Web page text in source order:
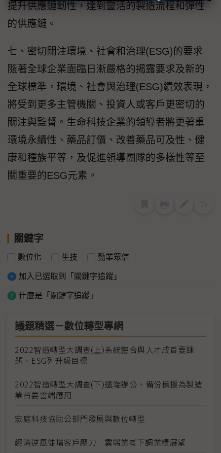
提升供應鏈韌性，達到靈活的製造流程和彈性
的供應鏈。
七、密切關注環境、社會和治理(ESG)的要求
隨著全球企業面臨日漸嚴格的揭露要求及新的
全球標準，環境、社會與治理(ESG)績效表現，
將受到更多主管機關、投資人或客戶更密切的
關注與監督。生命科技企業的領導者將更著重
環境永續性、藥品訂價、改善藥品可及性、健
康和種族平等，及促進領導團隊的多樣性等至
關重要的ESG元素。
關鍵字
數位化 生技 勤業眾信
加入已選取到「關鍵字追蹤」
什麼是「關鍵字追蹤」
議題精選－數位轉型專網
2022智造轉型大調查(上)系統整合與人才成首要課
題、ESG列升級目標
2022智造轉型大調查(下)遠端辦公、備份備援為製造
業首要雲端應用
宏庭科技協助公部門發展與數位轉型
經濟逆風徒增客戶壓力 雲端業者下調業績展望